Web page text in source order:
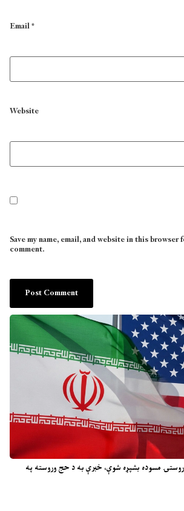
مسوده بشپړه شوې، خبرې به د حج وروسته په
Email*
Website
Save my name, email, and website in this
comment.